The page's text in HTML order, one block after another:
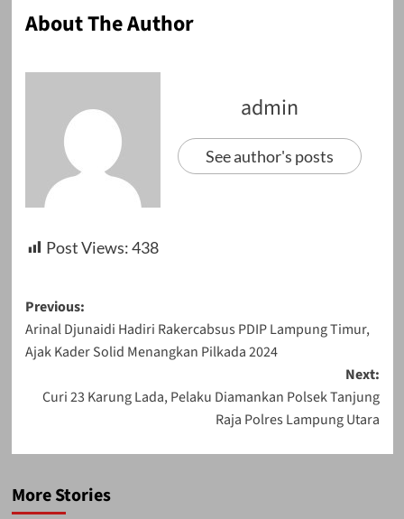
About The Author
admin
See author's posts
Post Views:438
Post
navigation
Previous:
Arinal Djunaidi Hadiri Rakercabsus PDIP Lampung Timur,
Ajak Kader Solid Menangkan Pilkada 2024
Next:
Curi 23 Karung Lada, Pelaku Diamankan Polsek Tanjung
Raja Polres Lampung Utara
More Stories